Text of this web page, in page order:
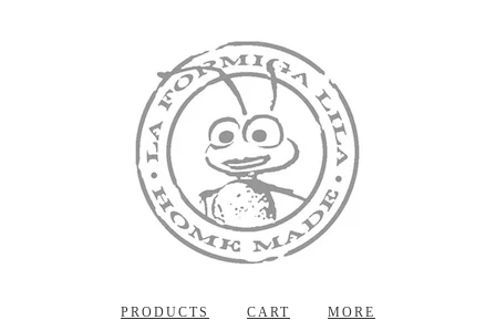
PRODUCTS CART MORE